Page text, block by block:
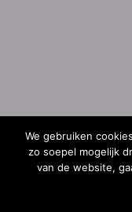
We gebruiken
zo soepel mogelijk
van de website,